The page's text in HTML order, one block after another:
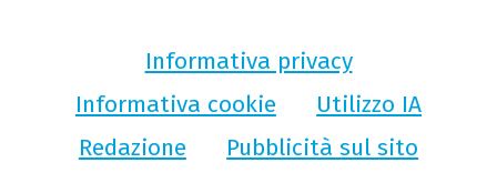
Informativa privacy
Informativa cookie
Utilizzo IA
Redazione
Pubblicità sul sito